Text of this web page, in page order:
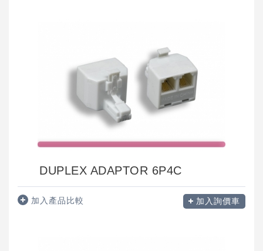
DUPLEX ADAPTOR 6P4C
加入產品比較 加入詢價車